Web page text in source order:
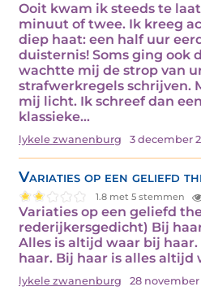
Ooit kwam ik steeds te
minuut of twee. Ik kreeg
diep haat: een half uur
duisternis! Soms ging ook
wachtte mij de strop van
strafwerkregels schrijven.
mij licht. Ik schreef dan
klassieke…
lykele zwanenburg 3 december
Variaties op een geliefd
1.8 met 5 stemmen
Variaties op een geliefd
rederijkersgedicht) Bij
Alles is altijd waar bij
haar. Bij haar is alles altijd
lykele zwanenburg 28 november